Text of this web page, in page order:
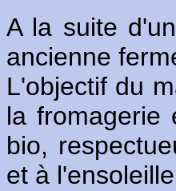
A la suite
ancienne
L'objectif du
la fromagerie
bio,
et à